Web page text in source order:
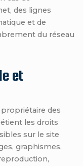
des lignes
et de
du réseau
et
des
les droits
sur le site
graphismes,